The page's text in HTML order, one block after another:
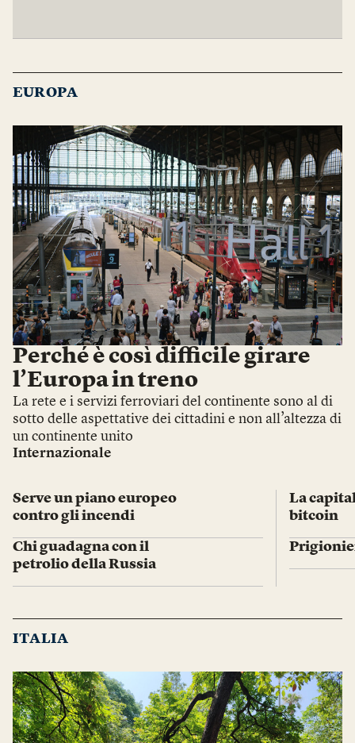
EUROPA
Perché è così difficile girare
l’Europa in treno
La rete e i servizi ferroviari del continente sono al di
sotto delle aspettative dei cittadini e non all’altezza di
un continente unito
Internazionale
Serve un piano europeo
contro gli incendi
Chi guadagna con il
petrolio della Russia
La
bitcoin
ITALIA